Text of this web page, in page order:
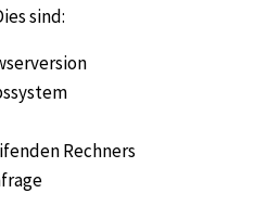
sind:
Rechners